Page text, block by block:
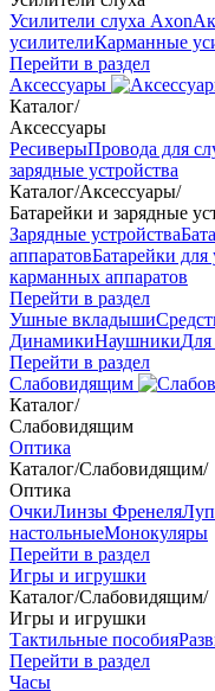
Усилители слуха Axon
усилителиКарманные
Перейти в раздел
Аксессуары
Каталог/
Аксессуары
РесиверыПровода для
зарядные устройства
Каталог/Аксессуары/
Батарейки и зарядные
Зарядные устройства
аппаратовБатарейки для
карманных аппаратов
Перейти в раздел
Ушные вкладыши
ДинамикиНаушники
Перейти в раздел
Слабовидящим
Каталог/
Слабовидящим
Оптика
Каталог/Слабовидящим/
Оптика
ОчкиЛинзы Френеля
настольныеМонокуляры
Перейти в раздел
Игры и игрушки
Каталог/Слабовидящим/
Игры и игрушки
Тактильные пособия
Перейти в раздел
Часы